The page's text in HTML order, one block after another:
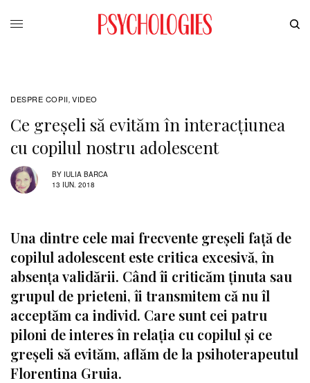
DESPRE COPII, VIDEO
Ce greșeli să evităm în interacțiunea
cu copilul nostru adolescent
BY IULIA BARCA
13 IUN. 2018
Una dintre cele mai frecvente greșeli față de
copilul adolescent este critica excesivă, în
absența validării. Când îi criticăm ținuta sau
grupul de prieteni, îi transmitem că nu îl
acceptăm ca individ. Care sunt cei patru
piloni de interes în relația cu copilul și ce
greșeli să evităm, aflăm de la psihoterapeutul
Florentina Gruia.